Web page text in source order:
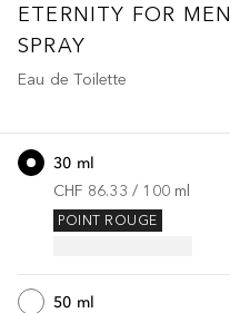
ETERNITY FOR MEN
SPRAY
Eau de Toilette
30 ml
CHF 86.33 / 100 ml
POINT ROUGE
50 ml